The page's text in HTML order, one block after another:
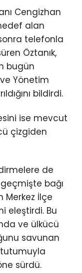
Cengizhan
alan
telefonla
Öztanık,
bugün
ve Yönetim
bildirdi.
ise mevcut
çizgiden
de
bağı
Merkez İlçe
eleştirdi. Bu
ve ülkücü
savunan
sürdü.